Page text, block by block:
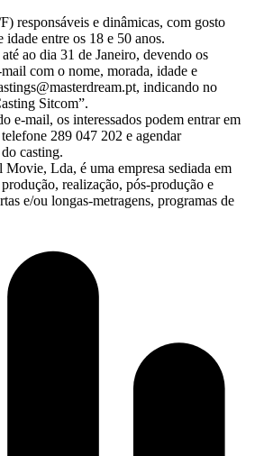
responsáveis e dinâmicas, com gosto
idade entre os 18 e 50 anos.
ao dia 31 de Janeiro, devendo os
com o nome, morada, idade e
indicando no
Sitcom”.
e-mail, os interessados podem entrar em
289 047 202 e agendar
casting.
Lda, é uma empresa sediada em
realização, pós-produção e
e/ou longas-metragens, programas de